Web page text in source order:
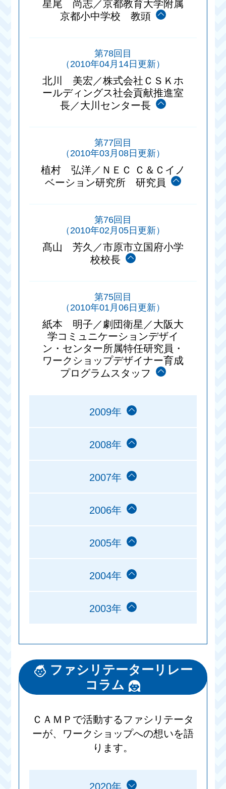
星尾 尚志／京都教育大学附属
京都小中学校 教頭
第78回目
（2010年04月14日更新）
北川 美宏／株式会社ＣＳＫホ
ールディングス社会貢献推進室
長／大川センター長
第77回目
（2010年03月08日更新）
植村 弘洋／ＮＥＣ Ｃ＆Ｃイノ
ベーション研究所 研究員
第76回目
（2010年02月05日更新）
髙山 芳久／市原市立国府小学
校校長
第75回目
（2010年01月06日更新）
紙本 明子／劇団衛星／大阪大
学コミュニケーションデザイ
ン・センター所属特任研究員・
ワークショップデザイナー育成
プログラムスタッフ
2009年
2008年
2007年
2006年
2005年
2004年
2003年
ファシリテーターリレー
コラム
ＣＡＭＰで活動するファシリテータ
ーが、ワークショップへの想いを語
ります。
2020年